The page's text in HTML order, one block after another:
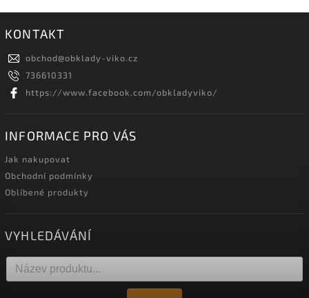
KONTAKT
obchod@obklady-viko.cz
736610331
https://www.facebook.com/obkladyviko/
INFORMACE PRO VÁS
Jak nakupovat
Obchodní podmínky
Oblíbené produkty
VYHLEDÁVÁNÍ